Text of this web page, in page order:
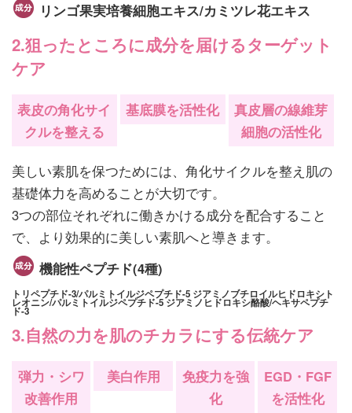
リンゴ果実培養細胞エキス/カミツレ花エキス
2.狙ったところに成分を届けるターゲット
ケア
表皮の角化サイ
クルを整える
基底膜を活性化
真皮層の線維芽
細胞の活性化
美しい素肌を保つためには、角化サイクルを整え肌の
基礎体力を高めることが大切です。
3つの部位それぞれに働きかける成分を配合すること
で、より効果的に美しい素肌へと導きます。
機能性ペプチド(4種)
トリペプチド-3/パルミトイルジペプチド-5 ジアミノブチロイルヒドロキシト
レオニン/パルミトイルジペプチド-5 ジアミノヒドロキシ酪酸/ヘキサペプチ
ド-3
3.自然の力を肌のチカラにする伝統ケア
弾力・シワ
改善作用
美白作用
免疫力を強
化
EGD・FGF
を活性化